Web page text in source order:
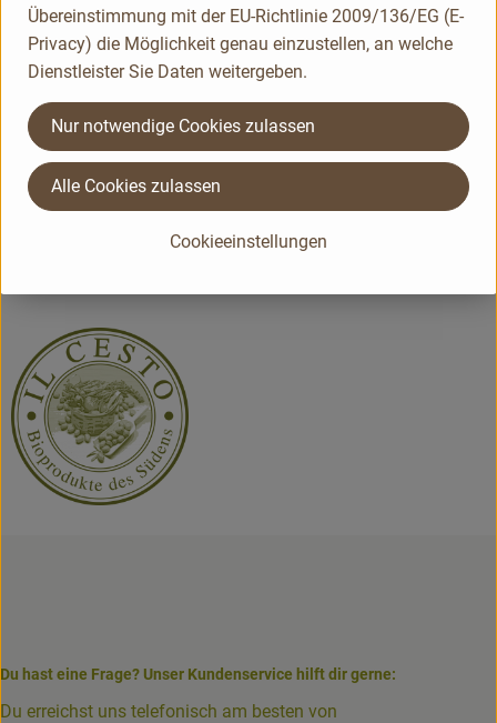
frisch und die gesamte Produktion geht sofort in den
Verkauf. Unsere Rezepturen, beste Rohstoffe und die
wöchentliche frische Produktion machen unsere
einzigartige Qualität aus.
Kontrollnummer DE-ÖKO-007
Du hast eine Frage? Unser Kundenservice hilft dir gerne:
Du erreichst uns telefonisch am besten von
Übereinstimmung mit der EU-Richtlinie 2009/136/EG (E-
Privacy) die Möglichkeit genau einzustellen, an welche
Dienstleister Sie Daten weitergeben.
Cookieeinstellungen
Nur notwendige Cookies zulassen
Alle Cookies zulassen